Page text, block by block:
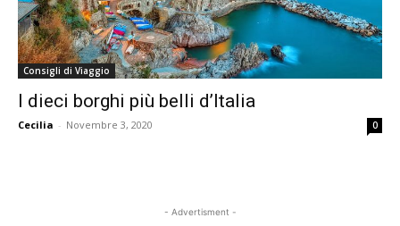
Consigli di Viaggio
I dieci borghi più belli d’Italia
Cecilia - Novembre 3, 2020 0
- Advertisment -